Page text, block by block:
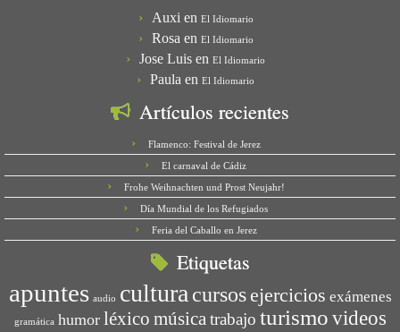
Auxi en El Idiomario
Rosa en El Idiomario
Jose Luis en El Idiomario
Paula en El Idiomario
Artículos recientes
Flamenco: Festival de Jerez
El carnaval de Cádiz
Frohe Weihnachten und Prost Neujahr!
Día Mundial de los Refugiados
Feria del Caballo en Jerez
Etiquetas
apuntes audio cultura cursos ejercicios exámenes
gramática humor léxico música trabajo turismo videos